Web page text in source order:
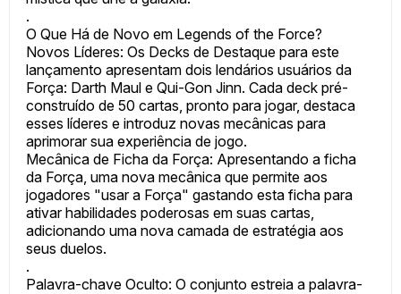
.
O Que Há de Novo em Legends of the Force?
Novos Líderes: Os Decks de Destaque para este
lançamento apresentam dois lendários usuários da
Força: Darth Maul e Qui-Gon Jinn. Cada deck pré-
construído de 50 cartas, pronto para jogar, destaca
esses líderes e introduz novas mecânicas para
aprimorar sua experiência de jogo.
Mecânica de Ficha da Força: Apresentando a ficha
da Força, uma nova mecânica que permite aos
jogadores "usar a Força" gastando esta ficha para
ativar habilidades poderosas em suas cartas,
adicionando uma nova camada de estratégia aos
seus duelos.
.
Palavra-chave Oculto: O conjunto estreia a palavra-